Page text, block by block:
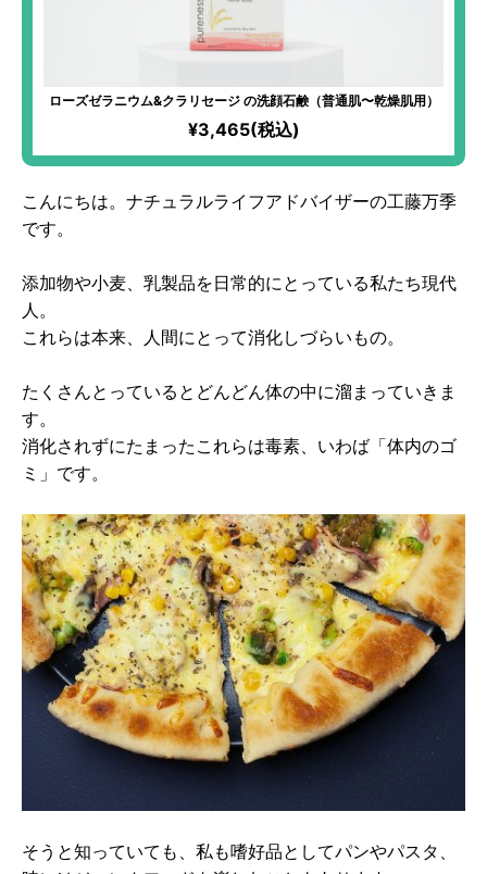
ローズゼラニウム&クラリセージ の洗顔石鹸（普通肌〜乾燥肌用）
¥3,465(税込)
こんにちは。ナチュラルライフアドバイザーの工藤万季
です。
添加物や小麦、乳製品を日常的にとっている私たち現代
人。
これらは本来、人間にとって消化しづらいもの。
たくさんとっているとどんどん体の中に溜まっていきま
す。
消化されずにたまったこれらは毒素、いわば「体内のゴ
ミ」です。
そうと知っていても、私も嗜好品としてパンやパスタ、